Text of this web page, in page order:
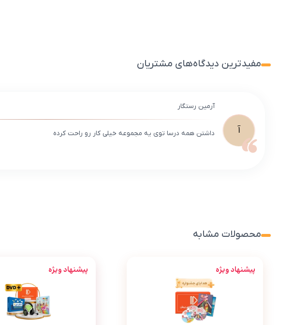
مفیدترین دیدگاه‌های مشتریان
آ
آرمین رستگار
داشتن همه درسا توی یه مجموعه خیلی کار رو راحت کرده
محصولات مشابه
پیشنهاد ویژه پیشنهاد ویژه